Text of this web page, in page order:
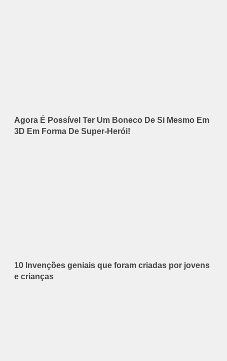
Agora É Possível Ter Um Boneco De Si Mesmo Em
3D Em Forma De Super-Herói!
10 Invenções geniais que foram criadas por jovens
e crianças